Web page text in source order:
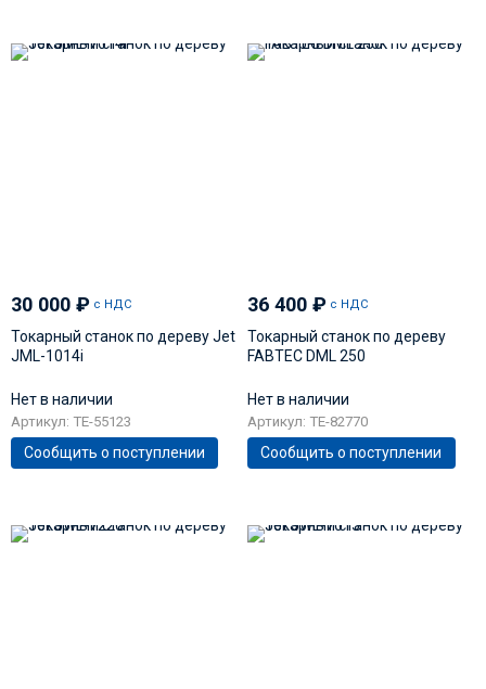
30 000 ₽ с НДС
Токарный станок по дереву Jet
JML-1014i
Нет в наличии
Артикул: TE-55123
Сообщить о поступлении
36 400₽ с НДС
Токарный станок по дереву
FABTEC DML 250
Нет в наличии
Артикул: TE-82770
Сообщить о поступлении